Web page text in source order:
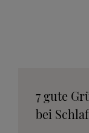
7 gute
bei